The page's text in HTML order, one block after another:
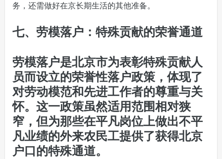
务，还需做好在京长期生活的其他准备。
七、劳模落户：特殊贡献的荣誉通道
劳模落户是北京市为表彰特殊贡献人
员而设立的荣誉性落户政策，体现了
对劳动模范和先进工作者的尊重与关
怀。这一政策虽然适用范围相对狭
窄，但为那些在平凡岗位上做出不平
凡业绩的外来农民工提供了获得北京
户口的特殊通道。